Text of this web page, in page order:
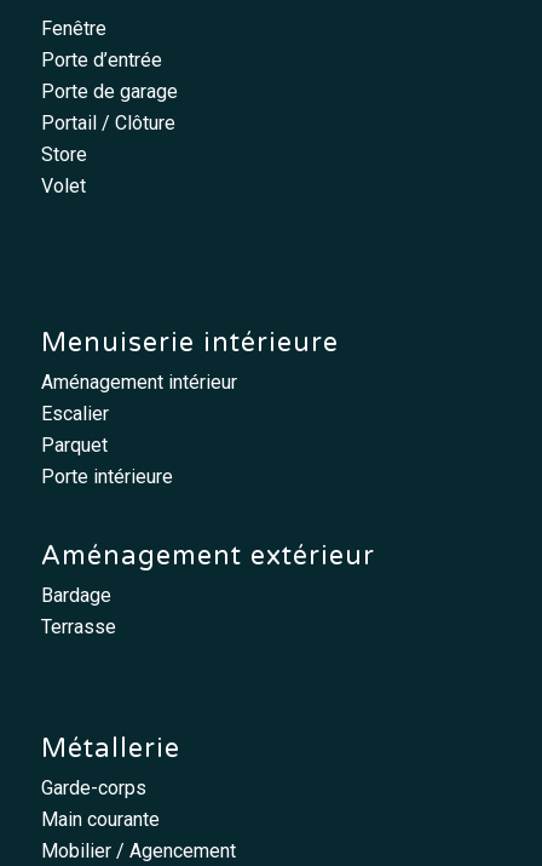
Fenêtre
Porte d’entrée
Porte de garage
Portail / Clôture
Store
Volet
Menuiserie intérieure
Aménagement intérieur
Escalier
Parquet
Porte intérieure
Aménagement extérieur
Bardage
Terrasse
Métallerie
Garde-corps
Main courante
Mobilier / Agencement